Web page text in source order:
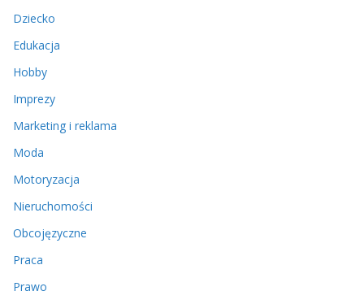
Dziecko
Edukacja
Hobby
Imprezy
Marketing i reklama
Moda
Motoryzacja
Nieruchomości
Obcojęzyczne
Praca
Prawo